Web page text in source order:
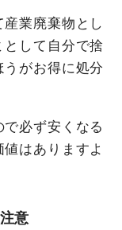
業廃棄物とし
して自分で捨
がお得に処分
必ず安くなる
はありますよ
意